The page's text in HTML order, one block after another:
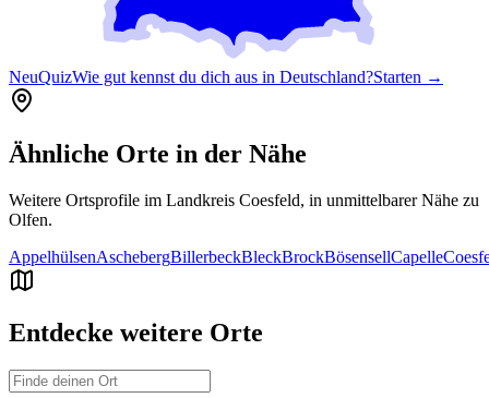
NeuQuizWie gut kennst du dich aus in Deutschland?Starten →
Ähnliche Orte in der Nähe
Weitere Ortsprofile im Landkreis Coesfeld, in unmittelbarer Nähe zu
Olfen.
AppelhülsenAschebergBillerbeckBleckBrockBösensellCapelle
Entdecke weitere Orte